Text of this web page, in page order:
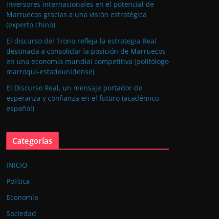
inversores internacionales en el potencial de
Marruecos gracias a una visión estratégica
(experto chino)
El discurso del Trono refleja la estrategia Real
destinada a consolidar la posición de Marruecos
en una economía mundial competitiva (politólogo
marroquí-estadounidense)
El Discurso Real, un mensaje portador de
esperanza y confianza en el futuro (académico
español)
Categorías
INICIO
Política
Economía
Sociedad